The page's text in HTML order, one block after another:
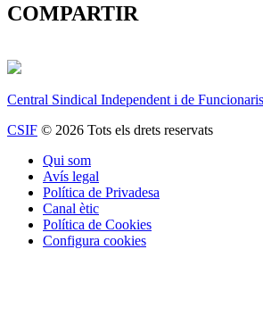
COMPARTIR
Central Sindical Independent i de Funcionaris
CSIF © 2026 Tots els drets reservats
Qui som
Avís legal
Política de Privadesa
Canal ètic
Política de Cookies
Configura cookies